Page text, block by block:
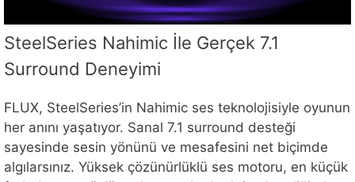
SteelSeries Nahimic İle Gerçek 7.1
Surround Deneyimi
FLUX, SteelSeries’in Nahimic ses teknolojisiyle oyunun
her anını yaşatıyor. Sanal 7.1 surround desteği
sayesinde sesin yönünü ve mesafesini net biçimde
algılarsınız. Yüksek çözünürlüklü ses motoru, en küçük